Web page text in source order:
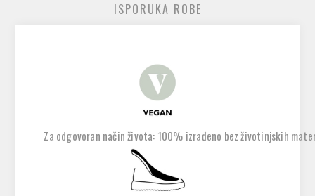
ISPORUKA ROBE
Za odgovoran način života: 100% izrađeno bez životinjskih